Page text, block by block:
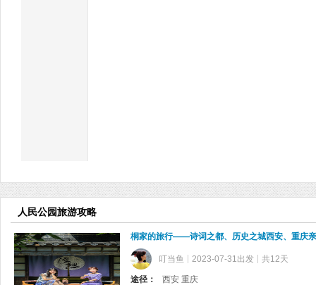
人民公园旅游攻略
桐家的旅行——诗词之都、历史之城西安、重庆
叮当鱼 2023-07-31出发 共12天
途径：
西安 重庆